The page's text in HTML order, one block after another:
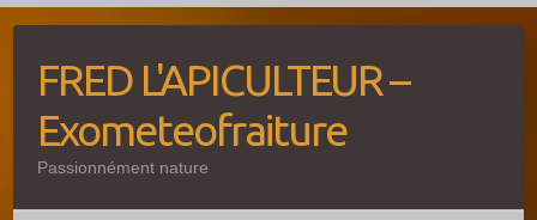
contentFRED L'APICULTEUR –
Exometeofraiture
Passionnément nature